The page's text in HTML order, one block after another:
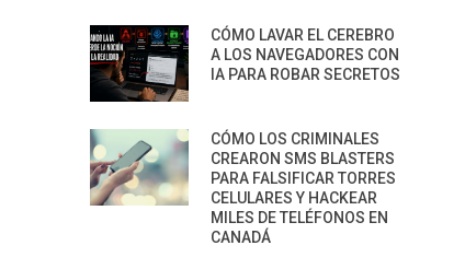
CÓMO LAVAR EL CEREBRO
A LOS NAVEGADORES CON
IA PARA ROBAR SECRETOS
CÓMO LOS CRIMINALES
CREARON SMS BLASTERS
PARA FALSIFICAR TORRES
CELULARES Y HACKEAR
MILES DE TELÉFONOS EN
CANADÁ